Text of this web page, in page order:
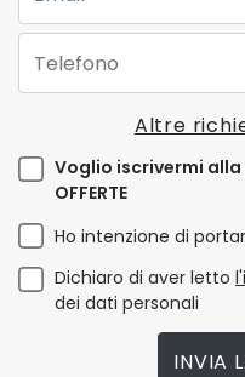
Altre
Voglio iscrivermi alla
OFFERTE
Ho intenzione di
Dichiaro di aver letto
dei dati personali
INVIA